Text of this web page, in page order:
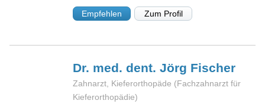
Empfehlen Zum Profil
Dr. med. dent. Jörg Fischer
Zahnarzt, Kieferorthopäde (Fachzahnarzt für
Kieferorthopädie)